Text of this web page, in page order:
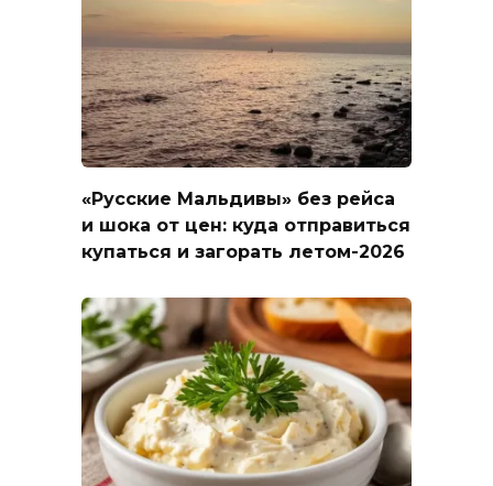
«Русские Мальдивы» без рейса
и шока от цен: куда отправиться
купаться и загорать летом-2026